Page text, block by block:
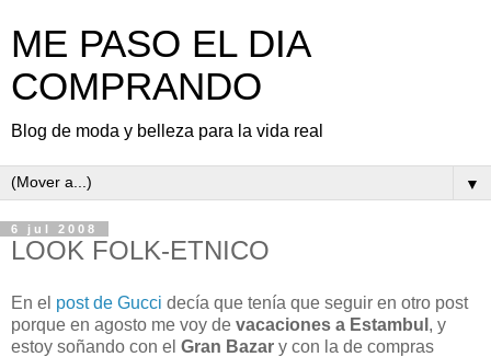
ME PASO EL DIA
COMPRANDO
Blog de moda y belleza para la vida real
▼
6 jul 2008
LOOK FOLK-ETNICO
En el post de Gucci decía que tenía que seguir en otro post
porque en agosto me voy de vacaciones a Estambul , y
estoy soñando con el Gran Bazar y con la de compras